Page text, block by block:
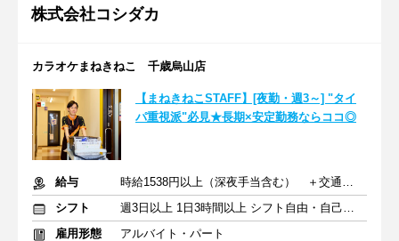
株式会社コシダカ
カラオケまねきねこ 千歳烏山店
【まねきねこSTAFF】[夜勤・週3～] "タイ
パ重視派"必見★長期×安定勤務ならココ◎
給与
時給1538円以上（深夜手当含む） ＋交通費支給
シフト
週3日以上 1日3時間以上 シフト自由・自己申告
雇用形態
アルバイト・パート